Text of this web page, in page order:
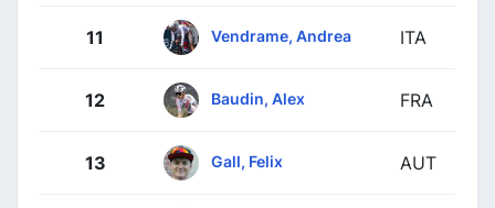
11 Vendrame, Andrea ITA
12 Baudin, Alex FRA
13 Gall, Felix AUT